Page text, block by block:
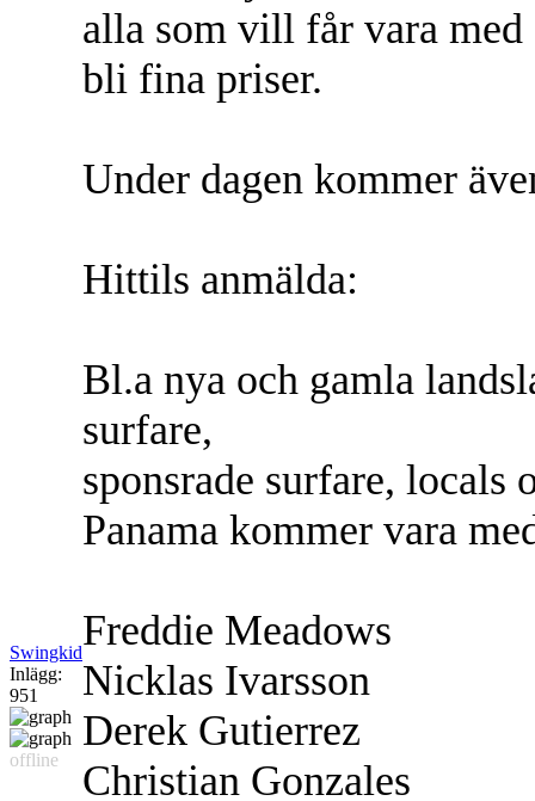
Swingkid
Inlägg:
951
offline
alla som vill får vara
bli fina priser.
Under dagen kommer
Hittils anmälda:
Bl.a nya och gamla
surfare,
sponsrade surfare, locals
Panama kommer vara
Freddie Meadows
Nicklas Ivarsson
Derek Gutierrez
Christian Gonzales